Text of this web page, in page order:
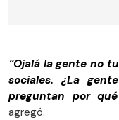
“Ojalá la gente no
sociales. ¿La
preguntan por
agregó.